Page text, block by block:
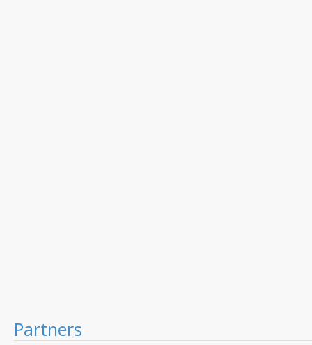
Partners